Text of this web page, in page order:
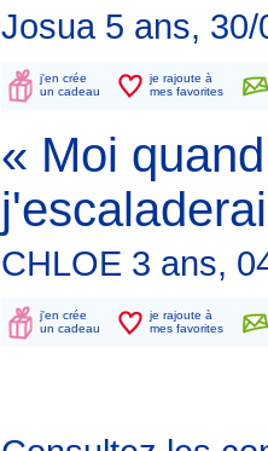
Josua 5 ans,
j'en crée
un cadeau
je rajoute à
mes favorites
« Moi
CHLOE 3 ans,
j'en crée
un cadeau
je rajoute à
mes favorites